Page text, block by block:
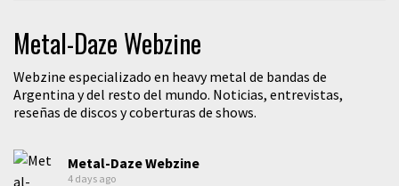
Metal-Daze Webzine
Webzine especializado en heavy metal de bandas de
Argentina y del resto del mundo. Noticias, entrevistas,
reseñas de discos y coberturas de shows.
Metal-Daze Webzine
4 days ago